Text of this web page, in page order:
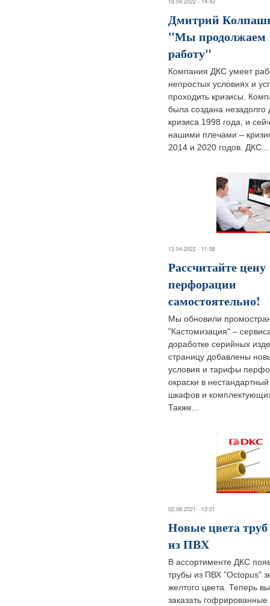
18.04.2022 - 14:43
Дмитрий
"Мы продолжаем
работу"
Компания ДКС умеет
непростых условиях и
проходить кризисы.
была создана незадолго
кризиса 1998 года, и
нашими плечами –
2014 и 2020 годов. ДКС...
13.04.2022 - 11:58
Рассчитайте цену
перфорации
самостоятельно!
Мы обновили
"Кастомизация" –
доработке серийных
страницу добавлены
условия и тарифы
окраски в
шкафов и
Также...
02.08.2021 - 13:21
Новые цвета
из ПВХ
В ассортименте ДКС
трубы из ПВХ "Octopus"
желтого цвета. Теперь
заказать гофрированные